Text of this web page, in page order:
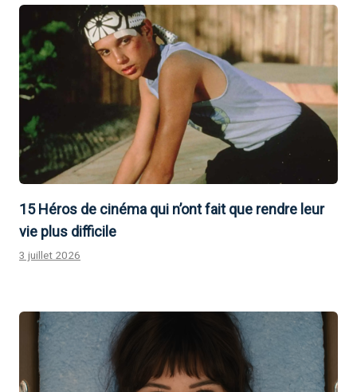
15 Héros de cinéma qui n’ont fait que rendre leur
vie plus difficile
3 juillet 2026